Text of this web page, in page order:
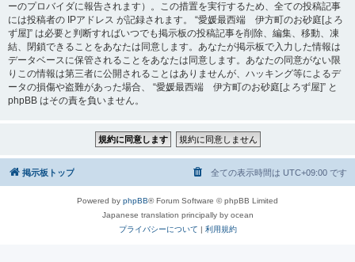
ーのプロバイダに報告されます）。この措置を実行するため、全ての投稿記事
には投稿者の IPアドレス が記録されます。 “愛媛最西端 伊方町のお砂庭[よろ
ず屋]” は必要と判断すればいつでも掲示板の投稿記事を削除、編集、移動、凍
結、閉鎖できることをあなたは同意します。あなたが掲示板で入力した情報は
データベースに保管されることをあなたは同意します。あなたの同意がない限
りこの情報は第三者に公開されることはありませんが、ハッキング等によるデ
ータの損傷や盗難があった場合、 “愛媛最西端 伊方町のお砂庭[よろず屋]” と
phpBB はその責を負いません。
掲示板トップ 全ての表示時間は UTC+09:00 です
Powered by phpBB® Forum Software © phpBB Limited
Japanese translation principally by ocean
プライバシーについて | 利用規約